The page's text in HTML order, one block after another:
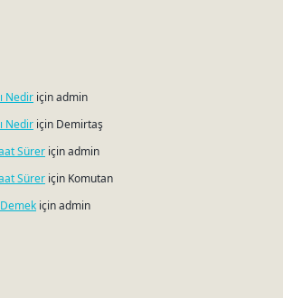
Nedir içinadmin
Nedir için Demirtaş
Sürer içinadmin
Sürer için Komutan
içinadmin